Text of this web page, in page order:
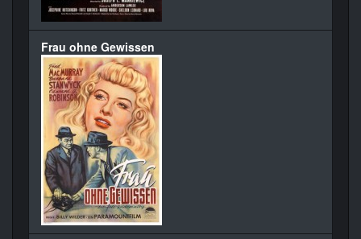
Frau ohne Gewissen